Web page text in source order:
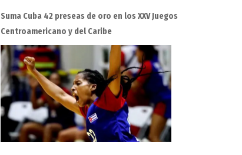
Suma Cuba 42 preseas de oro en los XXV Juegos
Centroamericano y del Caribe